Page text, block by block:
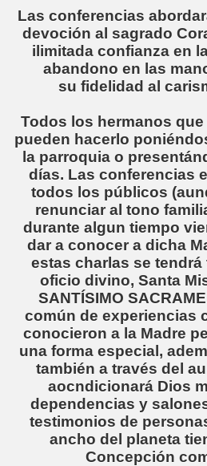
Las conferencias
devoción al sagrado
ilimitada confianza en
abandono en las
su fidelidad al
Todos los hermanos
pueden hacerlo
la parroquia o
días. Las conferencias
todos los públicos
renunciar al tono
durante algun tiempo
dar a conocer a dicha
estas charlas se tendrá
oficio divino, Santa
SANTÍSIMO
común de experiencias
conocieron a la Madre
una forma especial,
también a través del
aocndicionará Dios
dependencias y
testimonios de
ancho del planeta
Concepción